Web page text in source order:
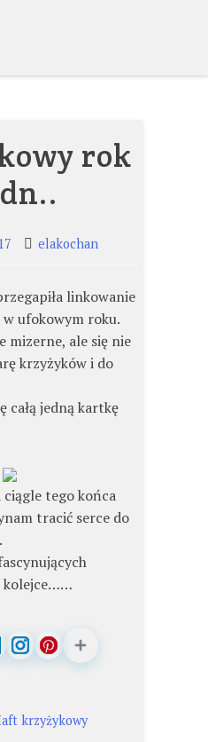
rok
elakochan
linkowanie
ufokowym roku.
mizerne, ale się nie
krzyżyków i do
całą jedną kartkę
ciągle tego końca
tracić serce do
kolejce……
krzyżykowy